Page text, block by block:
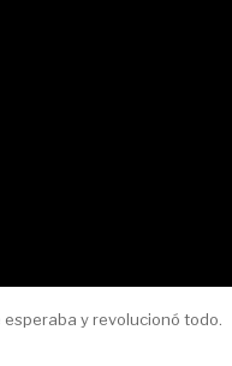
y revolucionó todo.